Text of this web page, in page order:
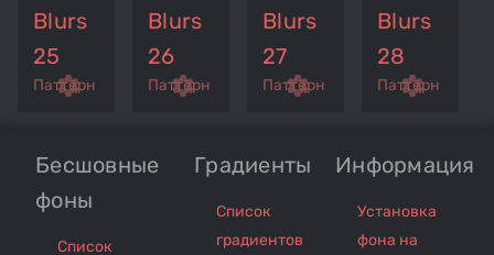
Blurs
25
Паттерн
settings
Blurs
26
Паттерн
remove_red_eye get_app settings
Blurs
27
Паттерн
remove_red_eye get_app settings
Blurs
28
Паттерн
remove_red_eye get_app settings
Бесшовные
фоны
Список
Градиенты
Список
градиентов
Информация
Установка
фона на